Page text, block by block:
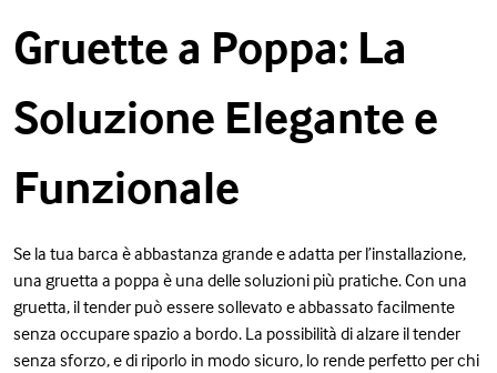
Gruette a Poppa: La
Soluzione Elegante e
Funzionale
Se la tua barca è abbastanza grande e adatta per l’installazione,
una gruetta a poppa è una delle soluzioni più pratiche. Con una
gruetta, il tender può essere sollevato e abbassato facilmente
senza occupare spazio a bordo. La possibilità di alzare il tender
senza sforzo, e di riporlo in modo sicuro, lo rende perfetto per chi